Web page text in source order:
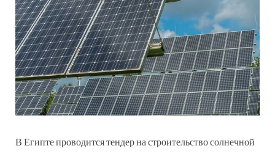
В Египте проводится тендер на строительство солнечной